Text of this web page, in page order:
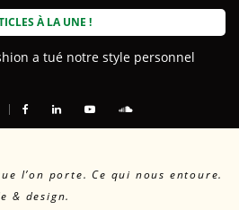
À LA UNE !
a tué notre style personnel
l’on porte. Ce qui nous entoure.
& design.